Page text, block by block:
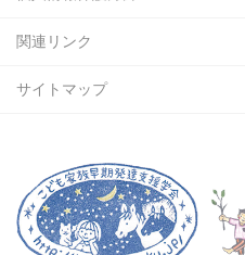
関連リンク
サイトマップ